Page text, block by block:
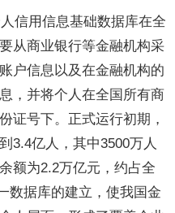
信用信息基础数据库在全
从商业银行等金融机构采
户信息以及在金融机构的
，并将个人在全国所有商
证号下。正式运行初期，
3.4亿人，其中3500万人
额为2.2万亿元，约占全
数据库的建立，使我国金